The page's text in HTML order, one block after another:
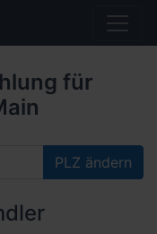
für
PLZ ändern